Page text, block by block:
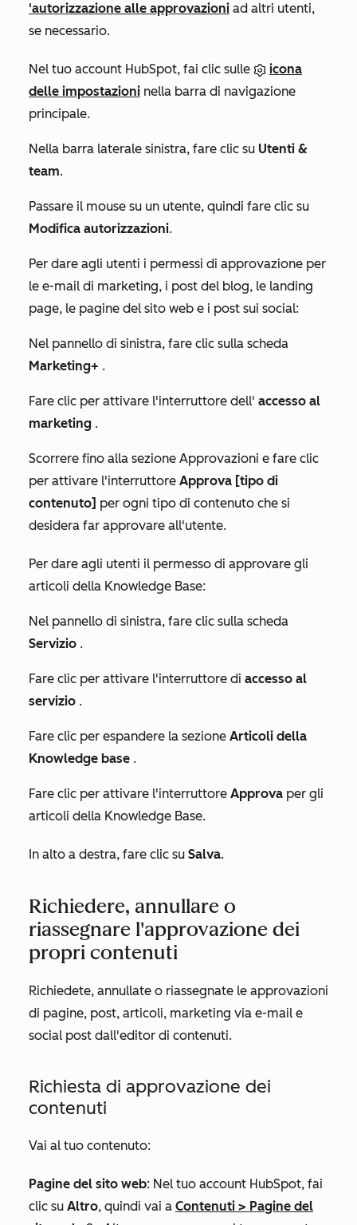
'autorizzazione alle approvazioni ad altri utenti,
se necessario.
Nel tuo account HubSpot, fai clic sulle
icona
delle impostazioni nella barra di navigazione
principale.
Nella barra laterale sinistra, fare clic su Utenti &
team.
Passare il mouse su un utente, quindi fare clic su
Modifica autorizzazioni.
Per dare agli utenti i permessi di approvazione per
le e-mail di marketing, i post del blog, le landing
page, le pagine del sito web e i post sui social:
Nel pannello di sinistra, fare clic sulla scheda
Marketing+ .
Fare clic per attivare l'interruttore dell' accesso al
marketing .
Scorrere fino alla sezione Approvazioni e fare clic
per attivare l'interruttore Approva [tipo di
contenuto] per ogni tipo di contenuto che si
desidera far approvare all'utente.
Per dare agli utenti il permesso di approvare gli
articoli della Knowledge Base:
Nel pannello di sinistra, fare clic sulla scheda
Servizio .
Fare clic per attivare l'interruttore di accesso al
servizio .
Fare clic per espandere la sezione Articoli della
Knowledge base .
Fare clic per attivare l'interruttore Approva per gli
articoli della Knowledge Base.
In alto a destra, fare clic su Salva.
Richiedere, annullare o
riassegnare l'approvazione dei
propri contenuti
Richiedete, annullate o riassegnate le approvazioni
di pagine, post, articoli, marketing via e-mail e
social post dall'editor di contenuti.
Richiesta di approvazione dei
contenuti
Vai al tuo contenuto:
Pagine del sito web: Nel tuo account HubSpot, fai
clic su Altro, quindi vai a Contenuti > Pagine del